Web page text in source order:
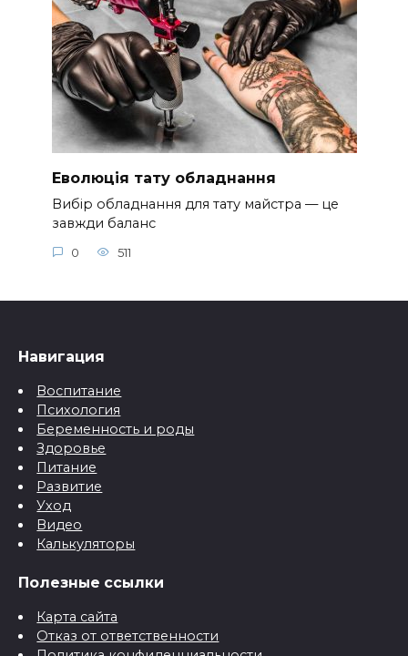
Еволюція тату обладнання
Вибір обладнання для тату майстра — це
завжди баланс
0 511
Навигация
Воспитание
Психология
Беременность и роды
Здоровье
Питание
Развитие
Уход
Видео
Калькуляторы
Полезные ссылки
Карта сайта
Отказ от ответственности